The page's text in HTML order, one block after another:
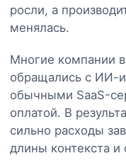
росли, а
менялась.
Многие компании
обращались с ИИ-
обычными SaaS-
оплатой. В
сильно расходы
длины контекста и